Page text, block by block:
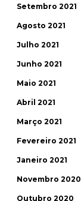
Setembro 2021
Agosto 2021
Julho 2021
Junho 2021
Maio 2021
Abril 2021
Março 2021
Fevereiro 2021
Janeiro 2021
Novembro 2020
Outubro 2020